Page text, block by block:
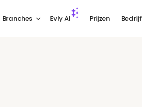
Branches Evly AI Prijzen Bedrijf